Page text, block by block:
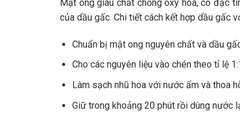
Mật ong giàu chất chống oxy hóa, có đặc
của dầu gấc. Chi tiết cách kết hợp dầu gấc
Chuẩn bị mật ong nguyên chất và dầu
Cho các nguyên liệu vào chén theo tỉ lệ
Làm sạch nhũ hoa với nước ấm và thoa
Giữ trong khoảng 20 phút rồi dùng nước